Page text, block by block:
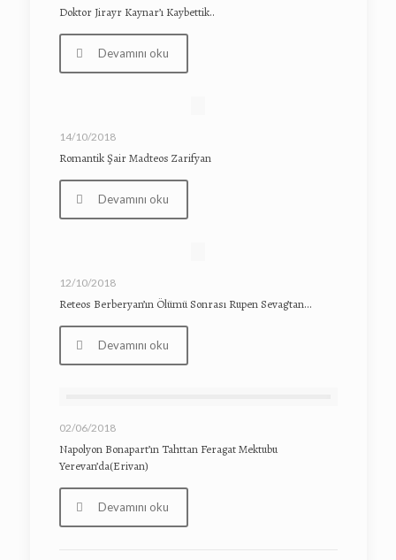
Doktor Jirayr Kaynar’ı Kaybettik..
Devamını oku
14/10/2018
Romantik Şair Madteos Zarifyan
Devamını oku
12/10/2018
Reteos Berberyan’ın Ölümü Sonrası Rupen Sevag’tan…
Devamını oku
02/06/2018
Napolyon Bonapart’ın Tahttan Feragat Mektubu
Yerevan’da(Erivan)
Devamını oku